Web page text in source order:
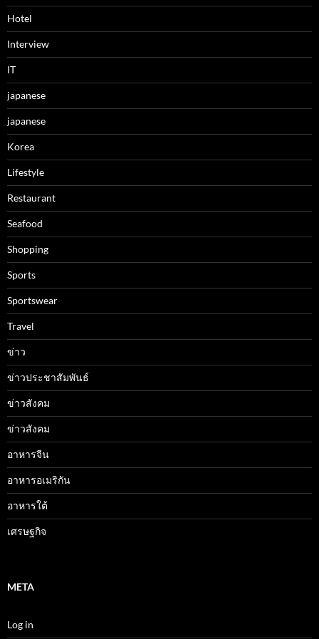
Hotel
Interview
IT
japanese
japanese
Korea
Lifestyle
Restaurant
Seafood
Shopping
Sports
Sportswear
Travel
ข่าว
ข่าวประชาสัมพันธ์
ข่าวสังคม
ข่าวสังคม
อาหารจีน
อาหารอเมริกัน
อาหารใต้
เศรษฐกิจ
META
Log in